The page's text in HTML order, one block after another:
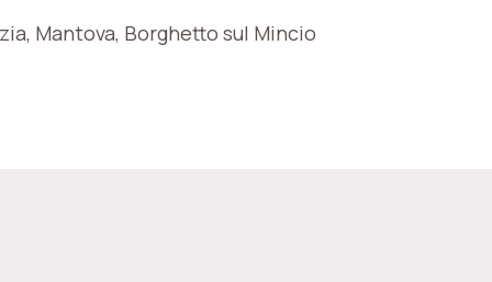
Mantova, Borghetto sul Mincio